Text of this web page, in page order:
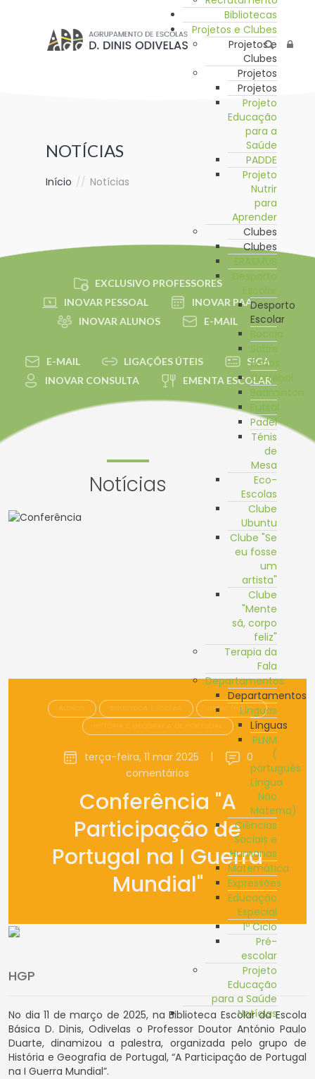
Bibliotecas
Projetos e Clubes
Projetos e
Clubes
Projetos
Projetos
Projeto
Educação
para a
Saúde
PADDE
Projeto
Nutrir
para
Aprender
Clubes
Clubes
ERASMUS
Desporto
Escolar
Desporto
Escolar
Boccia
Sobre
Rodas
Corfebol
Badminton
Futsal
Padel
Ténis
de
Mesa
Eco-
Escolas
Clube
Ubuntu
Clube "Se
eu fosse
um
artista"
Clube
"Mente
sã, corpo
feliz"
Terapia da
Fala
Departamentos
Departamentos
Línguas
Línguas
PLNM
(
português
Língua
Não
Materna)
Ciências
Sociais e
Humanas
Matemática
Expressões
Educação
Especial
1º Ciclo
Pré-
escolar
Projeto
Educação
para a Saúde
Notícias
NOTÍCIAS
Início // Notícias
EXCLUSIVO PROFESSORES
INOVAR PESSOAL
INOVAR PAA
INOVAR ALUNOS
E-MAIL
E-MAIL LIGAÇÕES ÚTEIS
SIGA
INOVAR CONSULTA
EMENTA ESCOLAR
Notícias
ALUNOS BIBLIOTECA ESCOLAR
GERAL (HOME)
HISTÓRIA E GEOGRAFIA DE PORTUGAL
terça-feira, 11 mar 2025 |
0
comentários
Conferência "A
Participação de
Portugal na I Guerra
Mundial"
HGP
No dia 11 de março de 2025, na Biblioteca Escolar da Escola
Básica D. Dinis, Odivelas o Professor Doutor António Paulo
Duarte, dinamizou a palestra, organizada pelo grupo de
História e Geografia de Portugal, “A Participação de Portugal
na I Guerra Mundial”.